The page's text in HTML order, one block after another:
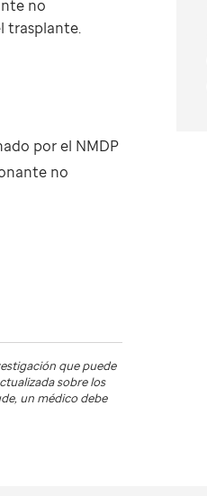
no
trasplante.
por el NMDP
no
que puede
sobre los
, un médico debe